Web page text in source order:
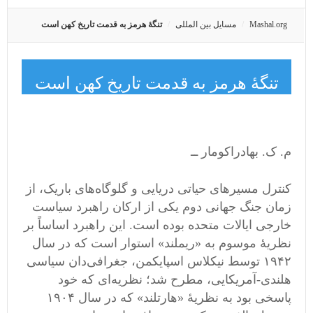
Mashal.org مسایل بین المللی تنگهٔ هرمز به قدمت تاریخ کهن است
تنگهٔ هرمز به قدمت تاریخ کهن است
م. ک. بهادراکومار ــ
کنترل مسیرهای حیاتی دریایی و گلوگاه‌های باریک، از
زمان جنگ جهانی دوم یکی از ارکان راهبرد سیاست
خارجی ایالات متحده بوده است. این راهبرد اساساً بر
نظریهٔ موسوم به «ریملند» استوار است که در سال
۱۹۴۲ توسط نیکلاس اسپایکمن، جغرافی‌دان سیاسی
هلندی-آمریکایی، مطرح شد؛ نظریه‌ای که خود
پاسخی بود به نظریهٔ «هارتلند» که در سال ۱۹۰۴